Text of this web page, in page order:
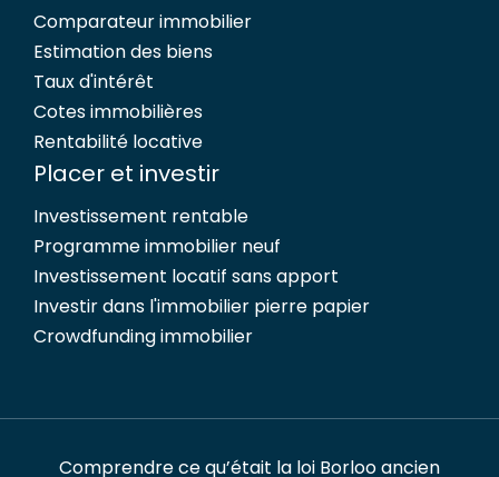
Comparateur immobilier
Estimation des biens
Taux d'intérêt
Cotes immobilières
Rentabilité locative
Placer et investir
Investissement rentable
Programme immobilier neuf
Investissement locatif sans apport
Investir dans l'immobilier pierre papier
Crowdfunding immobilier
Comprendre ce qu’était la loi Borloo ancien